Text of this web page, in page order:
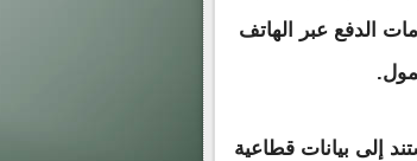
الدفع عبر الهاتف
إلى بيانات قطاعية